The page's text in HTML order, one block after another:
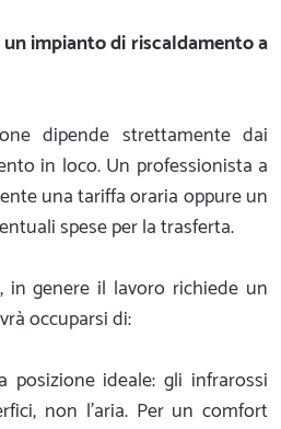
impianto di riscaldamento a
dipende strettamente dai
in loco. Un professionista a
una tariffa oraria oppure un
spese per la trasferta.
in genere il lavoro richiede un
occuparsi di:
posizione ideale: gli infrarossi
non l’aria. Per un comfort